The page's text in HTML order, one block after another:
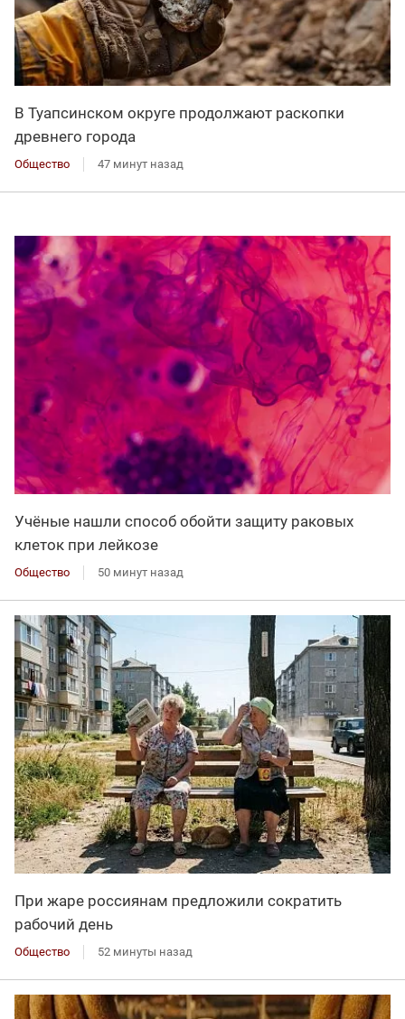
В Туапсинском округе продолжают раскопки
древнего города
Общество 47 минут назад
Учёные нашли способ обойти защиту раковых
клеток при лейкозе
Общество 50 минут назад
При жаре россиянам предложили сократить
рабочий день
Общество 52 минуты назад